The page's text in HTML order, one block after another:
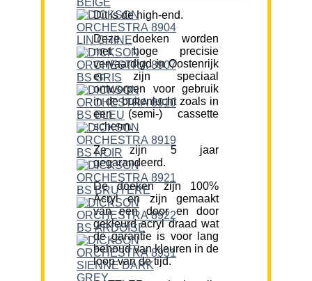
Dit is de high-end.
Deze doeken worden
met hoge precisie
vervaardigd in Oostenrijk
en zijn speciaal
ontworpen voor gebruik
in de buitenlucht zoals in
een (semi-) cassette
scherm.
Ze zijn 5 jaar
gegarandeerd.
De doeken zijn 100%
Acryl en zijn gemaakt
van een door en door
gekleurd acryl draad wat
de garantie is voor lang
behoud van kleuren in de
loop van de tijd.